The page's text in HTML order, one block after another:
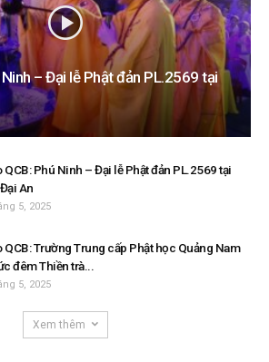
– Đại lễ Phật đản PL.2569 tại
QCB: Phú Ninh – Đại lễ Phật đản PL.2569 tại
An
5, 2025
QCB: Trường Trung cấp Phật học Quảng Nam
đêm Thiền trà...
5, 2025
Xem thêm